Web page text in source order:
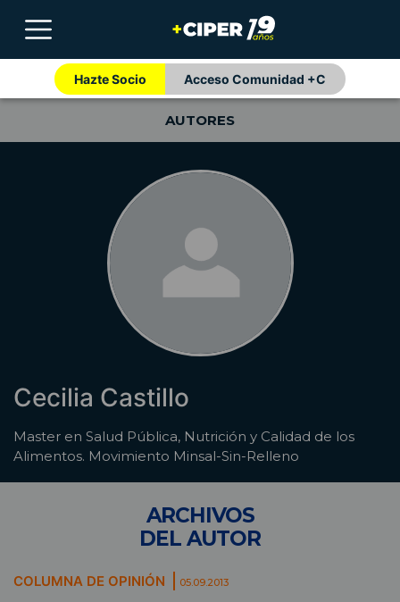
Hazte Socio Acceso Comunidad +C
AUTORES
Cecilia Castillo
Master en Salud Pública, Nutrición y Calidad de los
Alimentos. Movimiento Minsal-Sin-Relleno
ARCHIVOS
DEL AUTOR
COLUMNA DE OPINIÓN 05.09.2013